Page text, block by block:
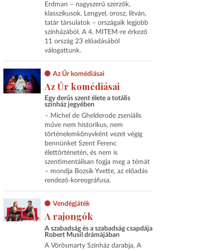
Erdman – nagyszerű szerzők,
klasszikusok. Lengyel, orosz, litván,
tatár társulatok – országaik legjobb
színházából. A 4. MITEM-re érkező
11 ország 23 előadásából
válogattunk.
Az Úr komédiásai
Az Úr komédiásai
Egy derűs szent élete a totális
színház jegyében
– Michel de Ghelderode zseniális
műve nem historikus, nem
történelemkönyvként vezet végig
bennünket Szent Ferenc
élettörténetén, és nem is
szentimentálisan fogja meg a témát
– mondja Bozsik Yvette, az előadás
rendező-koreográfusa.
Vendégjáték
A rajongók
A szabadság és a szabadság csapdája
Robert Musil drámájában
A Vörösmarty Színház darabja, A